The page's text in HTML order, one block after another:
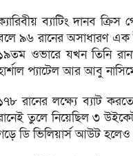
ব্যাটিং দানব
৯৬ রানের অসাধারণ এক
ওভারে যখন তিনি
প্যাটেল আর আবু
রানের লক্ষ্যে ব্যাট
তুলে নিয়েছিল ৩
ডি ভিলিয়ার্স আউট